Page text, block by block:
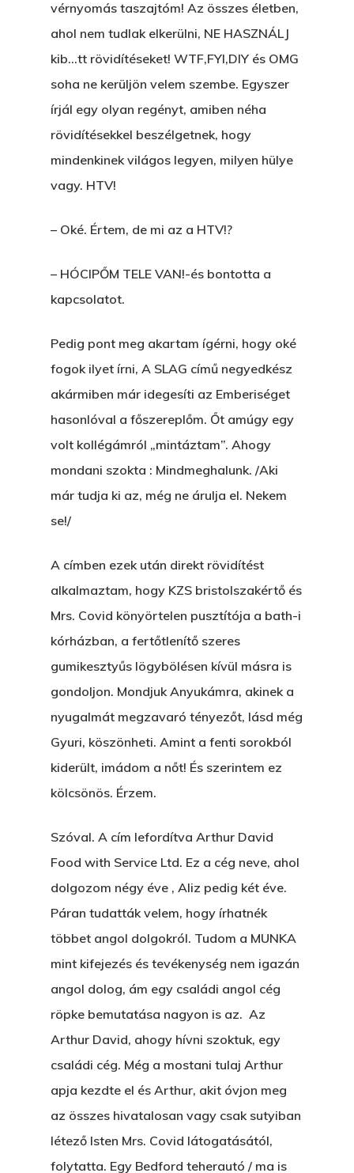
vérnyomás taszajtóm! Az összes életben,
ahol nem tudlak elkerülni, NE HASZNÁLJ
kib…tt rövidítéseket! WTF,FYI,DIY és OMG
soha ne kerüljön velem szembe. Egyszer
írjál egy olyan regényt, amiben néha
rövidítésekkel beszélgetnek, hogy
mindenkinek világos legyen, milyen hülye
vagy. HTV!
– Oké. Értem, de mi az a HTV!?
– HÓCIPŐM TELE VAN!-és bontotta a
kapcsolatot.
Pedig pont meg akartam ígérni, hogy oké
fogok ilyet írni, A SLAG című negyedkész
akármiben már idegesíti az Emberiséget
hasonlóval a főszereplőm. Őt amúgy egy
volt kollégámról „mintáztam”. Ahogy
mondani szokta : Mindmeghalunk. /Aki
már tudja ki az, még ne árulja el. Nekem
se!/
A címben ezek után direkt rövidítést
alkalmaztam, hogy KZS bristolszakértő és
Mrs. Covid könyörtelen pusztítója a bath-i
kórházban, a fertőtlenítő szeres
gumikesztyűs lögybölésen kívül másra is
gondoljon. Mondjuk Anyukámra, akinek a
nyugalmát megzavaró tényezőt, lásd még
Gyuri, köszönheti. Amint a fenti sorokból
kiderült, imádom a nőt! És szerintem ez
kölcsönös. Érzem.
Szóval. A cím lefordítva Arthur David
Food with Service Ltd. Ez a cég neve, ahol
dolgozom négy éve , Aliz pedig két éve.
Páran tudatták velem, hogy írhatnék
többet angol dolgokról. Tudom a MUNKA
mint kifejezés és tevékenység nem igazán
angol dolog, ám egy családi angol cég
röpke bemutatása nagyon is az. Az
Arthur David, ahogy hívni szoktuk, egy
családi cég. Még a mostani tulaj Arthur
apja kezdte el és Arthur, akit óvjon meg
az összes hivatalosan vagy csak sutyiban
létező Isten Mrs. Covid látogatásától,
folytatta. Egy Bedford teherautó / ma is